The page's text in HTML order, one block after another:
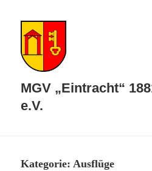
MGV „Eintracht“
e.V.
Kategorie:Ausflüge